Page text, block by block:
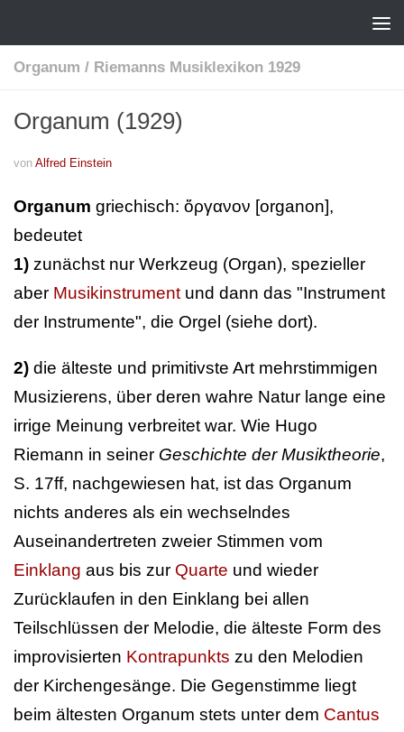
Organum / Riemanns Musiklexikon 1929
Organum (1929)
von Alfred Einstein
Organum griechisch: ὄργανον [organon],
bedeutet
1) zunächst nur Werkzeug (Organ), spezieller
aber Musikinstrument und dann das "Instrument
der Instrumente", die Orgel (siehe dort).
2) die älteste und primitivste Art mehrstimmigen
Musizierens, über deren wahre Natur lange eine
irrige Meinung verbreitet war. Wie Hugo
Riemann in seiner Geschichte der Musiktheorie,
S. 17ff, nachgewiesen hat, ist das Organum
nichts anderes als ein wechselndes
Auseinandertreten zweier Stimmen vom
Einklang aus bis zur Quarte und wieder
Zurücklaufen in den Einklang bei allen
Teilschlüssen der Melodie, die älteste Form des
improvisierten Kontrapunkts zu den Melodien
der Kirchengesänge. Die Gegenstimme liegt
beim ältesten Organum stets unter dem Cantus